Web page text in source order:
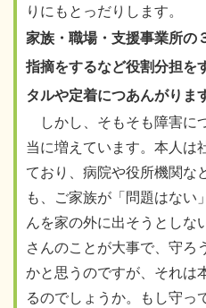
りにもとっだりします。
家族・職場・支援事業所の
指摘をするなど役割分担を
タルや定着につあんがりま
しかし、そもそも障害に
当に増えています。本人は
ており、病院や役所機関な
も、ご家族が「問題はない
んを家の外に出そうとしな
さんのことが大事で、守ろ
かと思うのですが、それは
るのでしょうか。もし守っ